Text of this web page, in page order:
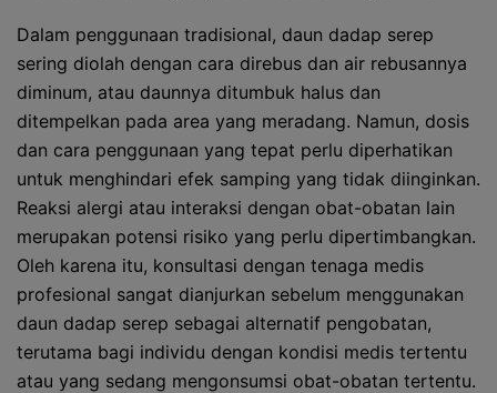
Dalam penggunaan tradisional, daun dadap serep
sering diolah dengan cara direbus dan air rebusannya
diminum, atau daunnya ditumbuk halus dan
ditempelkan pada area yang meradang. Namun, dosis
dan cara penggunaan yang tepat perlu diperhatikan
untuk menghindari efek samping yang tidak diinginkan.
Reaksi alergi atau interaksi dengan obat-obatan lain
merupakan potensi risiko yang perlu dipertimbangkan.
Oleh karena itu, konsultasi dengan tenaga medis
profesional sangat dianjurkan sebelum menggunakan
daun dadap serep sebagai alternatif pengobatan,
terutama bagi individu dengan kondisi medis tertentu
atau yang sedang mengonsumsi obat-obatan tertentu.